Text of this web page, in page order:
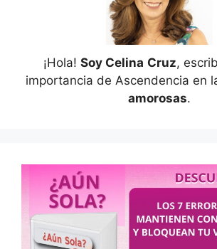
¡Hola! Soy Celina Cruz,
importancia de Ascendencia en
amorosas.